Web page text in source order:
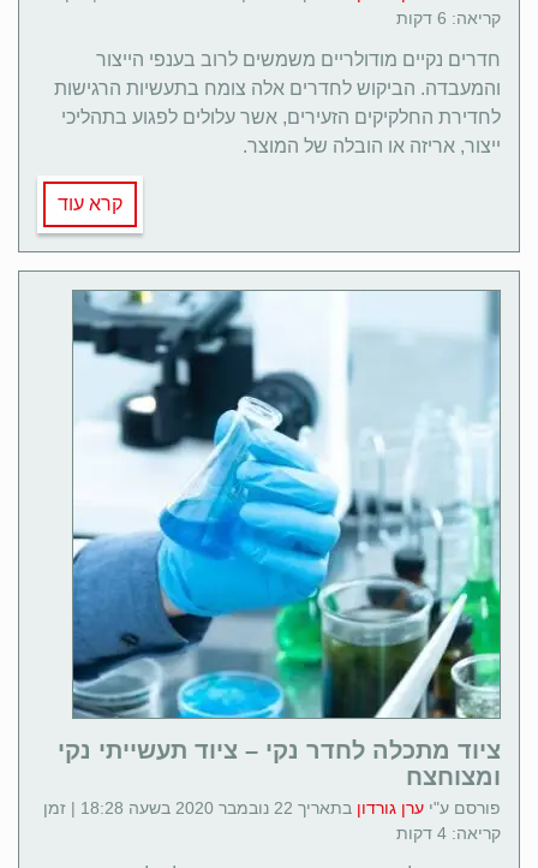
קריאה: 6 דקות
חדרים נקיים מודולריים משמשים לרוב בענפי הייצור
והמעבדה. הביקוש לחדרים אלה צומח בתעשיות הרגישות
לחדירת החלקיקים הזעירים, אשר עלולים לפגוע בתהליכי
ייצור, אריזה או הובלה של המוצר.
קרא עוד
ציוד מתכלה לחדר נקי – ציוד תעשייתי נקי
ומצוחצח
פורסם ע"י ערן גורדון
בתאריך 22 נובמבר 2020 בשעה 18:28 | זמן
קריאה: 4 דקות